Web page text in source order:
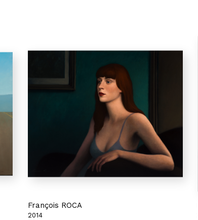
François ROCA
2014